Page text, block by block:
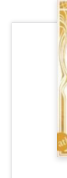
Szótár,
Tankönyv,